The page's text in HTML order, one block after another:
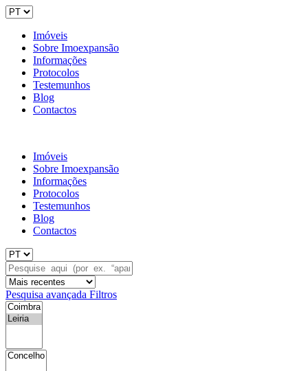
Imóveis
Sobre Imoexpansão
Informações
Protocolos
Testemunhos
Blog
Contactos
Imóveis
Sobre Imoexpansão
Informações
Protocolos
Testemunhos
Blog
Contactos
Pesquisa avançada Filtros